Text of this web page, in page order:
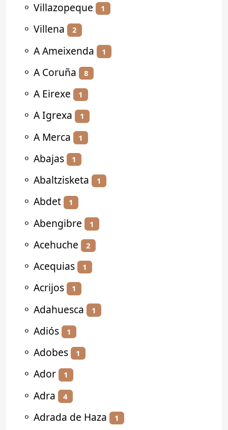
⚬ Villazopeque 1
⚬ Villena 2
⚬ A Ameixenda 1
⚬ A Coruña 8
⚬ A Eirexe 1
⚬ A Igrexa 1
⚬ A Merca 1
⚬ Abajas 1
⚬ Abaltzisketa 1
⚬ Abdet 1
⚬ Abengibre 1
⚬ Acehuche 2
⚬ Acequias 1
⚬ Acrijos 1
⚬ Adahuesca 1
⚬ Adiós 1
⚬ Adobes 1
⚬ Ador 1
⚬ Adra 4
⚬ Adrada de Haza 1